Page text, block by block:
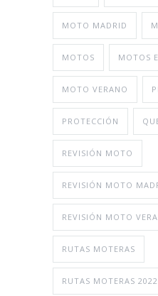
MOTO MADRID
MOTOS MOTOS
MOTO VERANO
PROTECCIÓN
REVISIÓN MOTO
REVISIÓN MOTO
REVISIÓN MOTO
RUTAS MOTERAS
RUTAS MOTERAS 2022